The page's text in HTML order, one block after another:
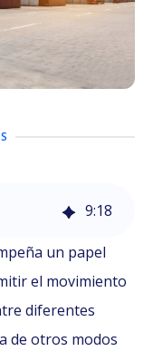
9:18
un papel
el movimiento
diferentes
de otros modos